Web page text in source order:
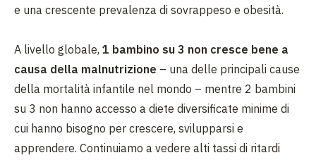
e una crescente prevalenza di sovrappeso e obesità.
A livello globale, 1 bambino su 3 non cresce bene a
causa della malnutrizione – una delle principali cause
della mortalità infantile nel mondo – mentre 2 bambini
su 3 non hanno accesso a diete diversificate minime di
cui hanno bisogno per crescere, svilupparsi e
apprendere. Continuiamo a vedere alti tassi di ritardi